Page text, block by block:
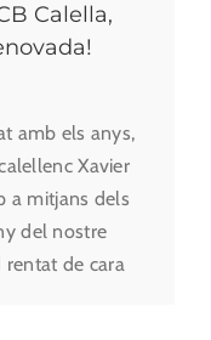
Calella,
amb els anys,
Xavier
a mitjans dels
del nostre
rentat de cara